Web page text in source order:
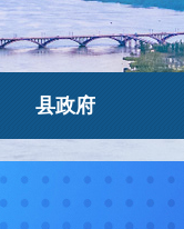
县政府